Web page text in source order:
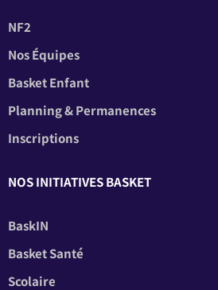
NF2
Nos Équipes
Basket Enfant
Planning & Permanences
Inscriptions
NOS INITIATIVES BASKET
BaskIN
Basket Santé
Scolaire